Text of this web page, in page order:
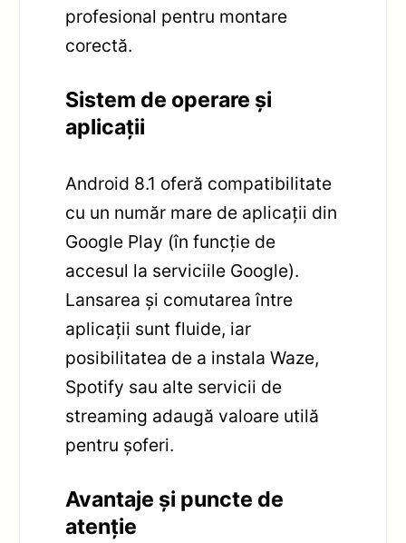
profesional pentru montare
corectă.
Sistem de operare și
aplicații
Android 8.1 oferă compatibilitate
cu un număr mare de aplicații din
Google Play (în funcție de
accesul la serviciile Google).
Lansarea și comutarea între
aplicații sunt fluide, iar
posibilitatea de a instala Waze,
Spotify sau alte servicii de
streaming adaugă valoare utilă
pentru șoferi.
Avantaje și puncte de
atenție